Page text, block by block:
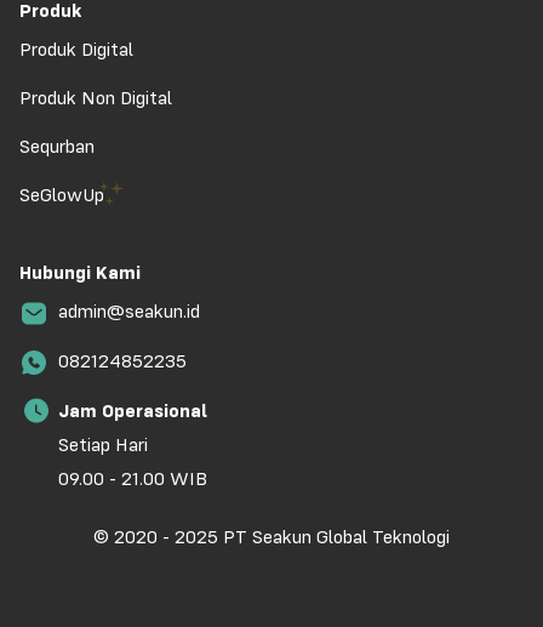
Produk
Produk Digital
Produk Non Digital
Sequrban
SeGlowUp
Hubungi Kami
admin@seakun.id
082124852235
Jam Operasional
Setiap Hari
09.00 - 21.00 WIB
© 2020 - 2025 PT Seakun Global Teknologi